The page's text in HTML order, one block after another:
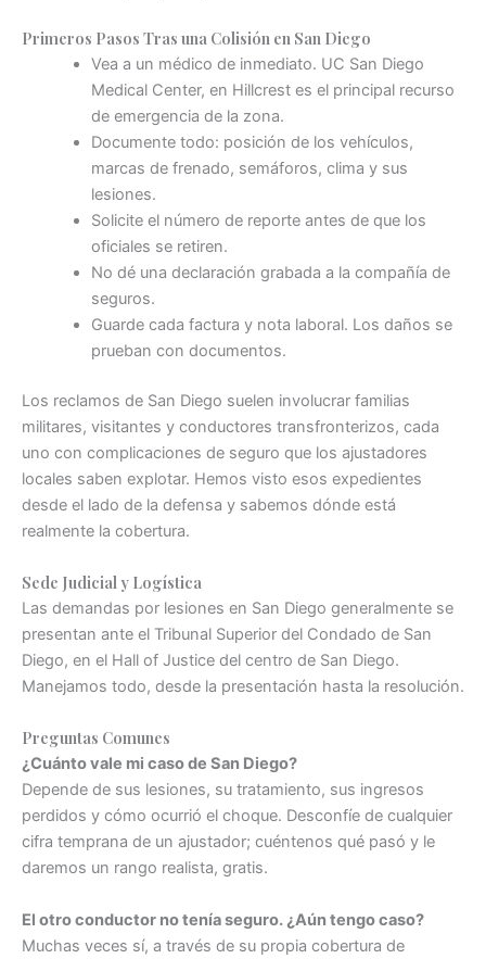
Primeros Pasos Tras una Colisión en San Diego
Vea a un médico de inmediato. UC San Diego
Medical Center, en Hillcrest es el principal recurso
de emergencia de la zona.
Documente todo: posición de los vehículos,
marcas de frenado, semáforos, clima y sus
lesiones.
Solicite el número de reporte antes de que los
oficiales se retiren.
No dé una declaración grabada a la compañía de
seguros.
Guarde cada factura y nota laboral. Los daños se
prueban con documentos.
Los reclamos de San Diego suelen involucrar familias
militares, visitantes y conductores transfronterizos, cada
uno con complicaciones de seguro que los ajustadores
locales saben explotar. Hemos visto esos expedientes
desde el lado de la defensa y sabemos dónde está
realmente la cobertura.
Sede Judicial y Logística
Las demandas por lesiones en San Diego generalmente se
presentan ante el Tribunal Superior del Condado de San
Diego, en el Hall of Justice del centro de San Diego.
Manejamos todo, desde la presentación hasta la resolución.
Preguntas Comunes
¿Cuánto vale mi caso de San Diego?
Depende de sus lesiones, su tratamiento, sus ingresos
perdidos y cómo ocurrió el choque. Desconfíe de cualquier
cifra temprana de un ajustador; cuéntenos qué pasó y le
daremos un rango realista, gratis.
El otro conductor no tenía seguro. ¿Aún tengo caso?
Muchas veces sí, a través de su propia cobertura de